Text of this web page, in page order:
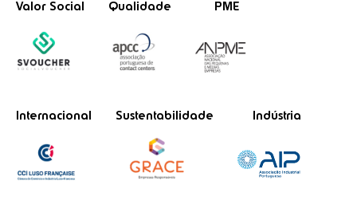
Valor Social Qualidade PME
Internacional Sustentabilidade Indústria